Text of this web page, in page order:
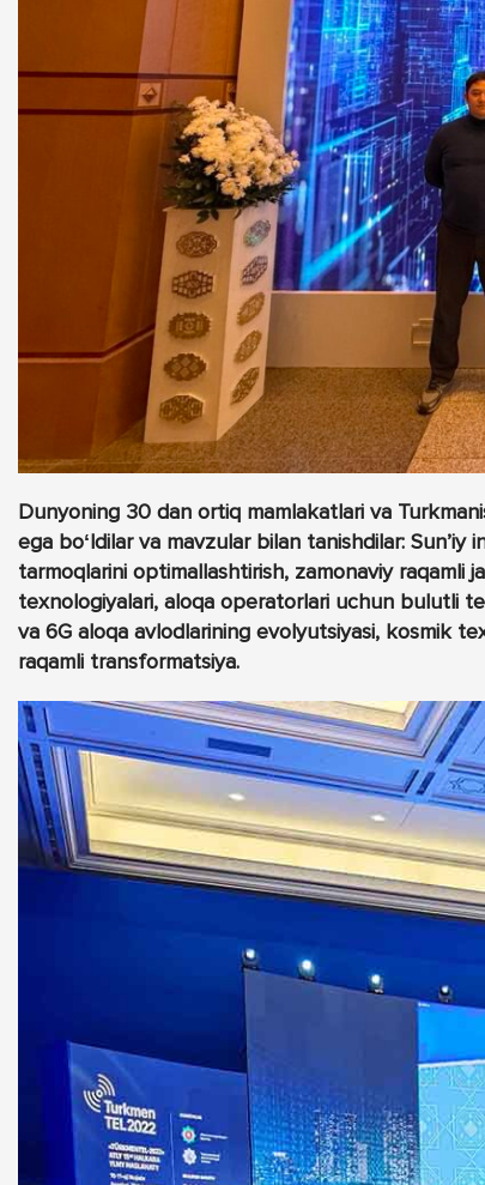
Dunyoning 30 dan ortiq mamlakatlari va
ega boʻldilar va mavzular bilan tanishdilar:
tarmoqlarini optimallashtirish, zamonaviy raqamli
texnologiyalari, aloqa operatorlari uchun bulutli
va 6G aloqa avlodlarining evolyutsiyasi, kosmik
raqamli transformatsiya.